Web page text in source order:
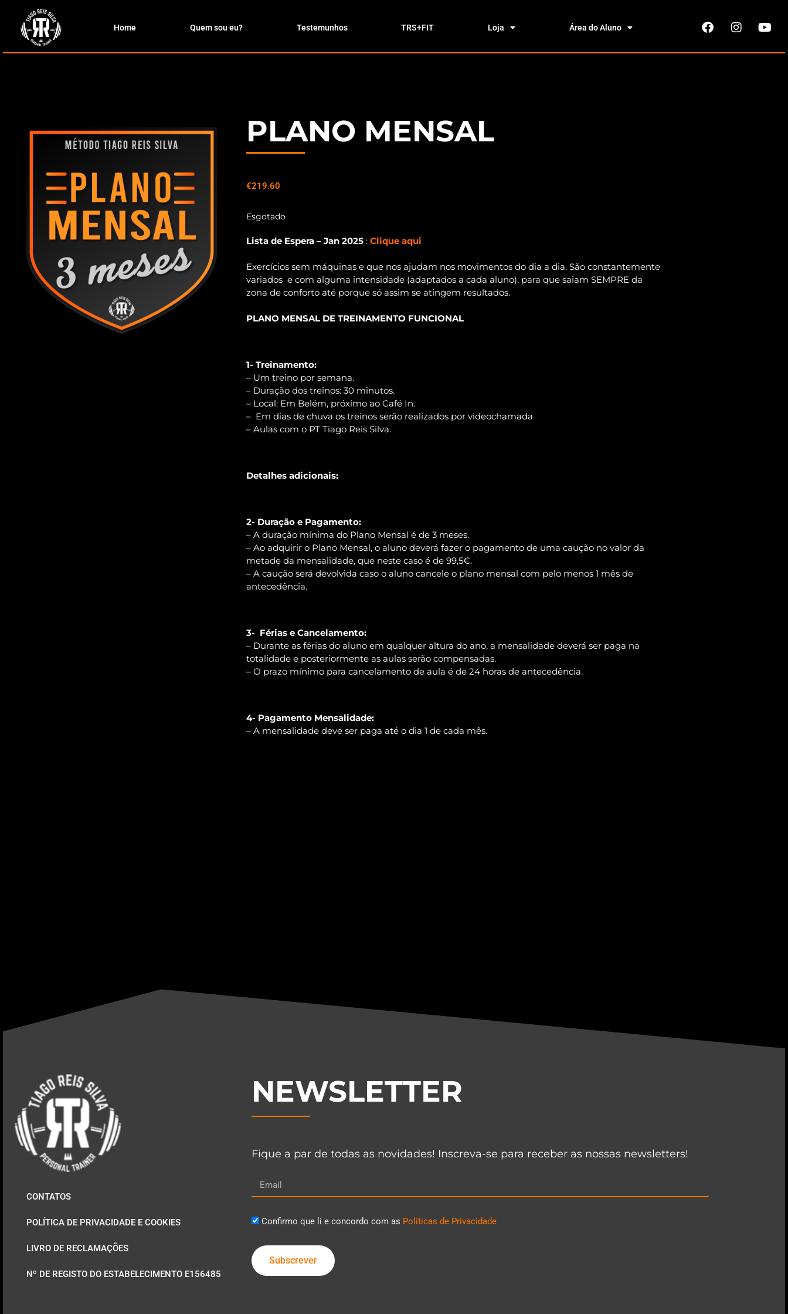
Home Quem sou eu? Testemunhos TRS+FIT Loja Área do Aluno
PLANO MENSAL
€219.60
Esgotado
Lista de Espera – Jan 2025: Clique aqui
Exercícios sem máquinas e que nos ajudam nos movimentos do dia a dia. São constantemente
variados e com alguma intensidade (adaptados a cada aluno), para que saiam SEMPRE da
zona de conforto até porque só assim se atingem resultados.
PLANO MENSAL DE TREINAMENTO FUNCIONAL
1- Treinamento:
– Um treino por semana.
– Duração dos treinos: 30 minutos.
– Local: Em Belém, próximo ao Café In.
– Em dias de chuva os treinos serão realizados por videochamada
– Aulas com o PT Tiago Reis Silva.
Detalhes adicionais:
2- Duração e Pagamento:
– A duração mínima do Plano Mensal é de 3 meses.
– Ao adquirir o Plano Mensal, o aluno deverá fazer o pagamento de uma caução no valor da
metade da mensalidade, que neste caso é de 99,5€.
– A caução será devolvida caso o aluno cancele o plano mensal com pelo menos 1 mês de
antecedência.
3- Férias e Cancelamento:
– Durante as férias do aluno em qualquer altura do ano, a mensalidade deverá ser paga na
totalidade e posteriormente as aulas serão compensadas.
– O prazo mínimo para cancelamento de aula é de 24 horas de antecedência.
4- Pagamento Mensalidade:
– A mensalidade deve ser paga até o dia 1 de cada mês.
CONTATOS
POLÍTICA DE PRIVACIDADE E COOKIES
LIVRO DE RECLAMAÇÕES
Nº DE REGISTO DO ESTABELECIMENTO E156485
NEWSLETTER
Fique a par de todas as novidades! Inscreva-se para receber as nossas newsletters!
Confirmo que li e concordo com as Políticas de Privacidade
Subscrever